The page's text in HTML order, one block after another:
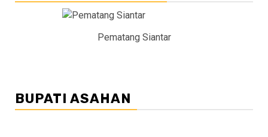
Pematang Siantar
BUPATI ASAHAN